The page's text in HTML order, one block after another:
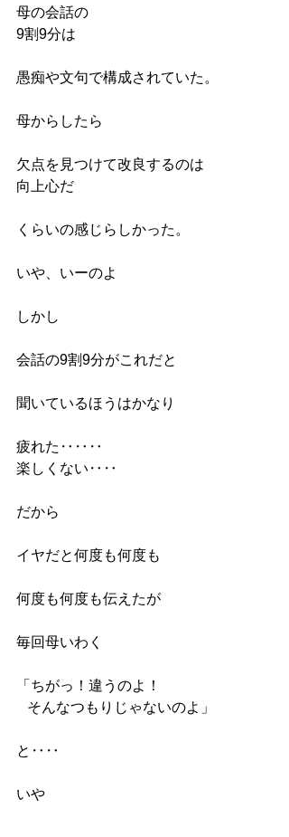
母の会話の
9割9分は
愚痴や文句で構成されていた。
母からしたら
欠点を見つけて改良するのは
向上心だ
くらいの感じらしかった。
いや、いーのよ
しかし
会話の9割9分がこれだと
聞いているほうはかなり
疲れた‥‥‥
楽しくない‥‥
だから
イヤだと何度も何度も
何度も何度も伝えたが
毎回母いわく
「ちがっ！違うのよ！
   そんなつもりじゃないのよ」
と‥‥
いや